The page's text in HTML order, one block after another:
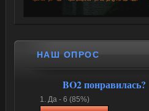
НАШ ОПРОС
BO2 понравилась?
1. Да - 6 (85%)